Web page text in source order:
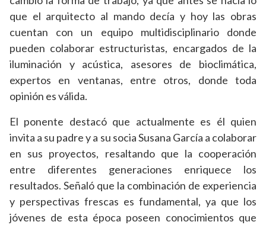
que el arquitecto al mando decía y hoy las obras
cuentan con un equipo multidisciplinario donde
pueden colaborar estructuristas, encargados de la
iluminación y acústica, asesores de bioclimática,
expertos en ventanas, entre otros, donde toda
opinión es válida.
El ponente destacó que actualmente es él quien
invita a su padre y a su socia Susana García a colaborar
en sus proyectos, resaltando que la cooperación
entre diferentes generaciones enriquece los
resultados. Señaló que la combinación de experiencia
y perspectivas frescas es fundamental, ya que los
jóvenes de esta época poseen conocimientos que